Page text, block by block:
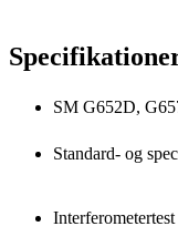
SM G652D,
Standard- og
Interferometertest